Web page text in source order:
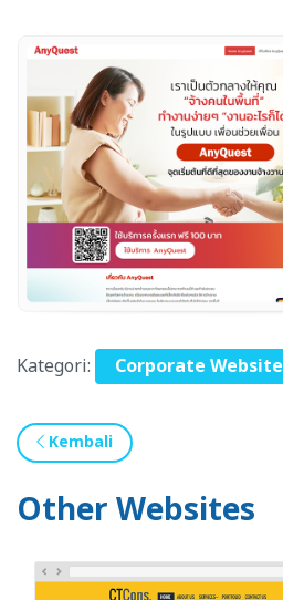
Kategori: Corporate Website
Kembali
Other Websites